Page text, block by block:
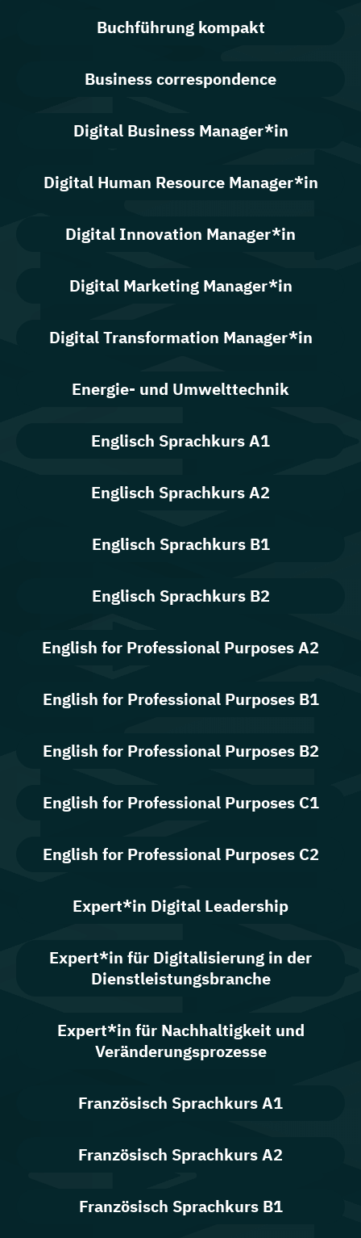
Buchführung kompakt
Business correspondence
Digital Business Manager*in
Digital Human Resource Manager*in
Digital Innovation Manager*in
Digital Marketing Manager*in
Digital Transformation Manager*in
Energie- und Umwelttechnik
Englisch Sprachkurs A1
Englisch Sprachkurs A2
Englisch Sprachkurs B1
Englisch Sprachkurs B2
English for Professional Purposes A2
English for Professional Purposes B1
English for Professional Purposes B2
English for Professional Purposes C1
English for Professional Purposes C2
Expert*in Digital Leadership
Expert*in für Digitalisierung in der
Dienstleistungsbranche
Expert*in für Nachhaltigkeit und
Veränderungsprozesse
Französisch Sprachkurs A1
Französisch Sprachkurs A2
Französisch Sprachkurs B1